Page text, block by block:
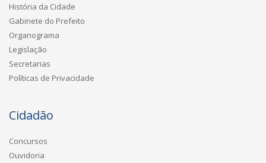
História da Cidade
Gabinete do Prefeito
Organograma
Legislação
Secretarias
Políticas de Privacidade
Cidadão
Concursos
Ouvidoria